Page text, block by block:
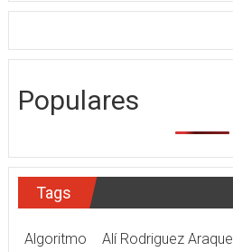
Populares
Tags
Algoritmo Alí Rodriguez Araque